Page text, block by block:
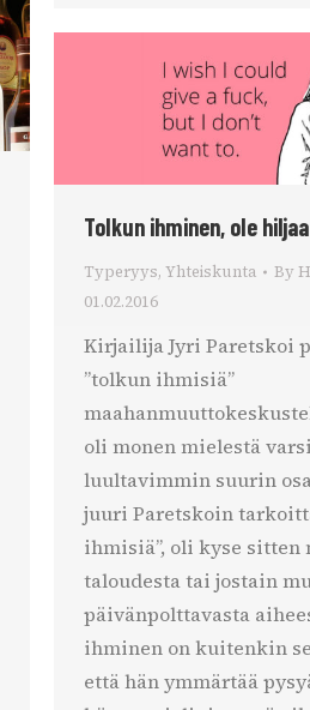
Tolkun ihminen, ole hiljaa
Typeryys, Yhteiskunta By
01.02.2016
Kirjailija Jyri Paretskoi
”tolkun ihmisiä”
oli monen mielestä
luultavimmin suurin
juuri Paretskoin
ihmisiä”, oli kyse sitten
taloudesta tai jostain
päivänpolttavasta
ihminen on kuitenkin
että hän ymmärtää